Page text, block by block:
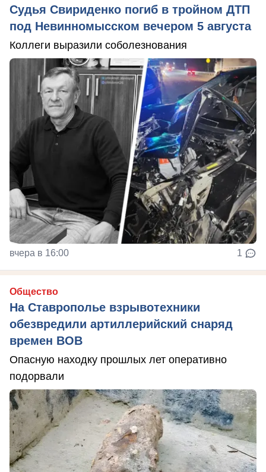
Судья Свириденко погиб в тройном ДТП
под Невинномысском вечером 5 августа
Коллеги выразили соболезнования
вчера в 16:00 1
Общество
На Ставрополье взрывотехники
обезвредили артиллерийский снаряд
времен ВОВ
Опасную находку прошлых лет оперативно
подорвали